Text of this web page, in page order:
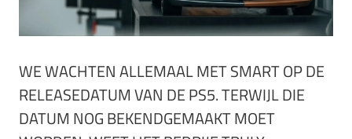
WE WACHTEN ALLEMAAL MET SMART OP DE
RELEASEDATUM VAN DE PS5. TERWIJL DIE
DATUM NOG BEKENDGEMAAKT MOET